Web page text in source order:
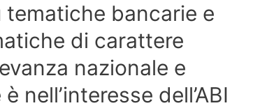
bancarie e
di carattere
nazionale e
nell’interesse dell’ABI